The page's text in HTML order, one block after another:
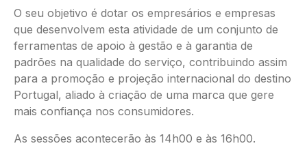
O seu objetivo é dotar os empresários e empresas
que desenvolvem esta atividade de um conjunto de
ferramentas de apoio à gestão e à garantia de
padrões na qualidade do serviço, contribuindo assim
para a promoção e projeção internacional do destino
Portugal, aliado à criação de uma marca que gere
mais confiança nos consumidores.
As sessões acontecerão às 14h00 e às 16h00.